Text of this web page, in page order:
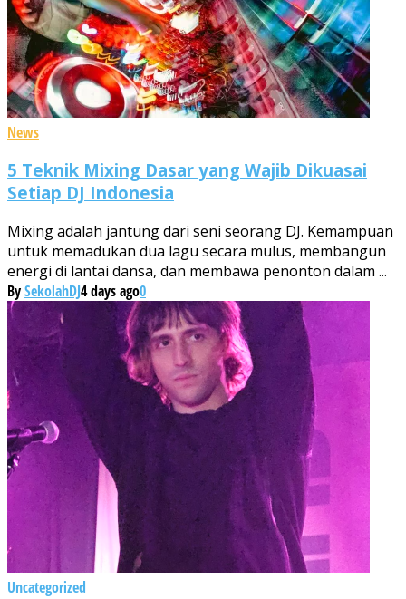
News
5 Teknik Mixing Dasar yang Wajib Dikuasai
Setiap DJ Indonesia
Mixing adalah jantung dari seni seorang DJ. Kemampuan
untuk memadukan dua lagu secara mulus, membangun
energi di lantai dansa, dan membawa penonton dalam ...
BySekolahDJ4 days ago0
Uncategorized